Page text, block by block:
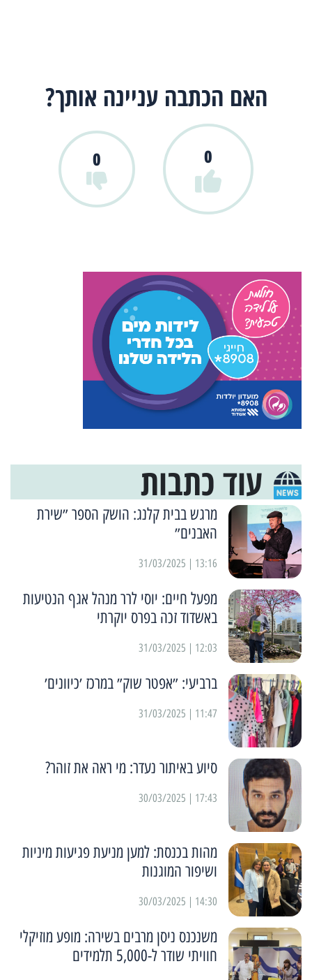
האם הכתבה עניינה אותך?
0
0
עוד כתבות
מרגש בבית קלנג: הושק הספר ״שירת
האבנים״
13:16 | 31/03/2025
מפעל חיים: יוסי לרר מנהל אגף הנטיעות
באשדוד זכה בפרס יוקרתי
12:03 | 31/03/2025
ברביעי: ״אפטר שוק״ במרכז ׳כיוונים׳
11:47 | 31/03/2025
סיוע באיתור נעדר: מי ראה את זוהר?
17:43 | 30/03/2025
מהות בכנסת: למען מניעת פגיעות מיניות
ושיפור המוגנות
14:30 | 30/03/2025
משנכנס ניסן מרבים בשירה: מופע מוזיקלי
חוויתי שודר ל-5,000 תלמידים